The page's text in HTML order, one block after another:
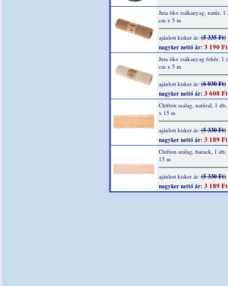
Juta öko zsákanyag, natúr, 1
cm x 5 m
ajánlott kisker ár:(5 335 Ft)
nagyker nettó ár: 3 190 Ft
Juta öko zsákanyag fehér, 1
cm x 5 m
ajánlott kisker ár:(6 030 Ft)
nagyker nettó ár: 3 608 Ft
Chifton szalag, natúral, 1
x 15 m
ajánlott kisker ár:(5 330 Ft)
nagyker nettó ár: 3 189 Ft
Chifton szalag, barack, 1
15 m
ajánlott kisker ár:(5 330 Ft)
nagyker nettó ár: 3 189 Ft